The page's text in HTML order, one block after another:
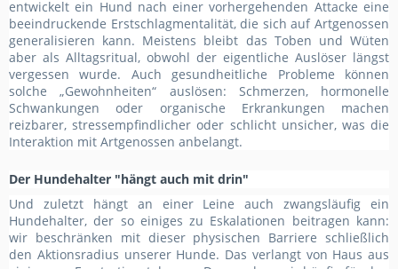
entwickelt ein Hund nach einer vorhergehenden Attacke eine
beeindruckende Erstschlagmentalität, die sich auf Artgenossen
generalisieren kann. Meistens bleibt das Toben und Wüten
aber als Alltagsritual, obwohl der eigentliche Auslöser längst
vergessen wurde. Auch gesundheitliche Probleme können
solche „Gewohnheiten“ auslösen: Schmerzen, hormonelle
Schwankungen oder organische Erkrankungen machen
reizbarer, stressempfindlicher oder schlicht unsicher, was die
Interaktion mit Artgenossen anbelangt.
Der Hundehalter "hängt auch mit drin"
Und zuletzt hängt an einer Leine auch zwangsläufig ein
Hundehalter, der so einiges zu Eskalationen beitragen kann:
wir beschränken mit dieser physischen Barriere schließlich
den Aktionsradius unserer Hunde. Das verlangt von Haus aus